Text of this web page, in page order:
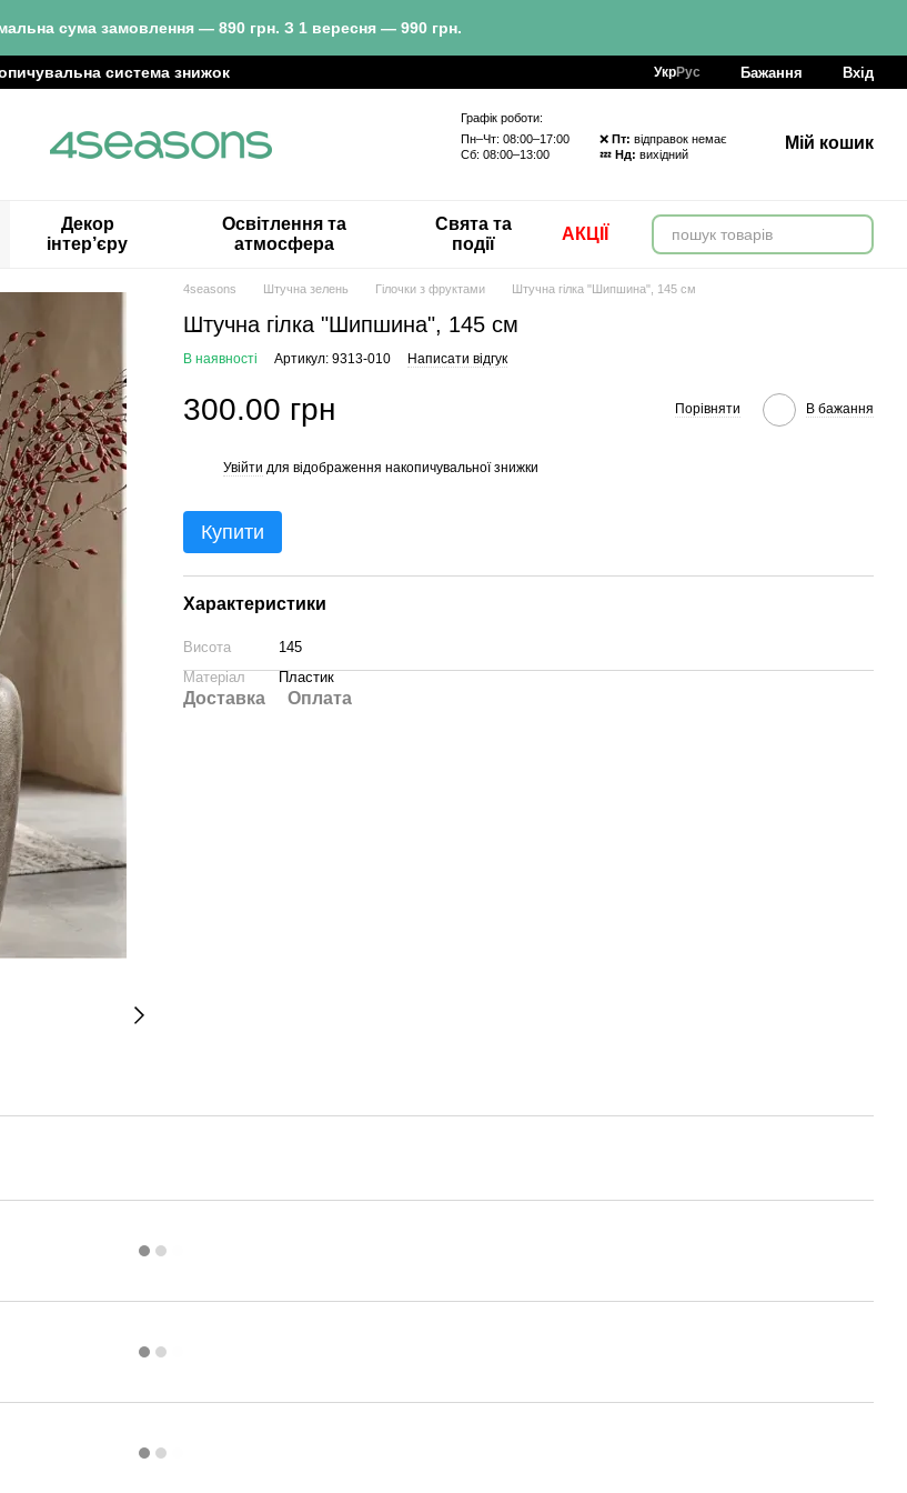
сума замовлення — 890 грн. З 1 вересня — 990 грн.
система знижок УкрРус Бажання Вхід
Графік роботи:
Пн–Чт: 08:00–17:00 ❌ Пт: відправок немає
Сб: 08:00–13:00 💤 Нд: вихідний
Мій кошик
Декор
інтер’єру
Освітлення та
атмосфера
Свята та
події
АКЦІЇ
4seasons Штучна зелень Гілочки з фруктами Штучна гілка "Шипшина", 145 см
Штучна гілка "Шипшина", 145 см
В наявності Артикул: 9313-010 Написати відгук
300.00 грн Порівняти В бажання
Увійти для відображення накопичувальної знижки
Купити
Характеристики
Висота
145
Матеріал
Пластик
Доставка Оплата